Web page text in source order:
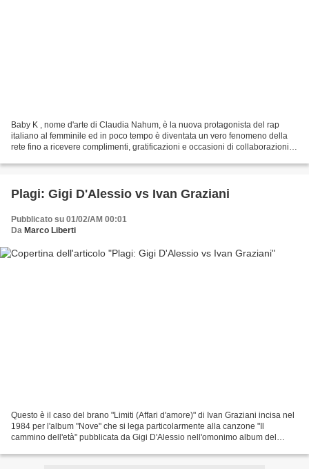
Baby K , nome d'arte di Claudia Nahum, è la nuova protagonista del rap
italiano al femminile ed in poco tempo è diventata un vero fenomeno della
rete fino a ricevere complimenti, gratificazioni e occasioni di collaborazioni
Plagi: Gigi D'Alessio vs Ivan Graziani
Pubblicato su 01/02/AM 00:01
Da Marco Liberti
Questo è il caso del brano "Limiti (Affari d'amore)" di Ivan Graziani incisa nel
1984 per l'album "Nove" che si lega particolarmente alla canzone "Il
cammino dell'età" pubblicata da Gigi D'Alessio nell'omonimo album del